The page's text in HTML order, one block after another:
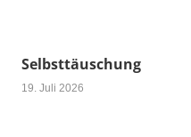
Selbsttäuschung
19. Juli 2026